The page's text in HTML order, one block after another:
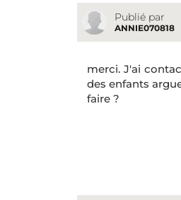
Publié par
ANNIE070818
merci. J'ai
des enfants
faire ?